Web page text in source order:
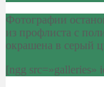
Фотографии
из профлиста с
окрашена в серый
[ngg src=»galleries»